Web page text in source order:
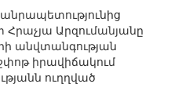
Արզումանյանը
անվտանգության
իրավիճակում
ուղղված